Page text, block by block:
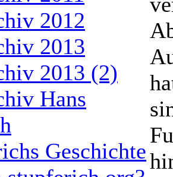
2012
2013
2013 (2)
Hans
Geschichte